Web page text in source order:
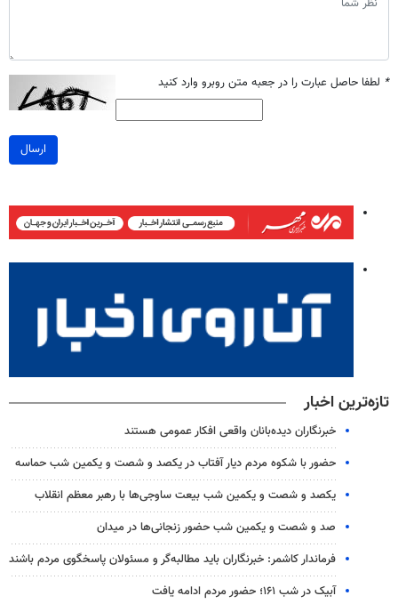
* لطفا حاصل عبارت را در جعبه متن روبرو وارد کنید
ارسال
تازه‌ترین اخبار
خبرنگاران دیده‌بانان واقعی افکار عمومی هستند
حضور با شکوه مردم دیار آفتاب در یکصد و شصت و یکمین شب حماسه
یکصد و شصت و یکمین شب بیعت ساوجی‌ها با رهبر معظم انقلاب
صد و شصت و یکمین شب حضور زنجانی‌ها در میدان
فرماندار کاشمر: خبرنگاران باید مطالبه‌گر و مسئولان پاسخگوی مردم باشند
آبیک در شب ۱۶۱؛ حضور مردم ادامه یافت